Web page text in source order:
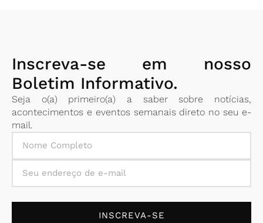
Inscreva-se em nosso
Boletim Informativo.
Seja o(a) primeiro(a) a saber sobre notícias,
acontecimentos e eventos semanais direto no seu e-
mail.
INSCREVA-SE